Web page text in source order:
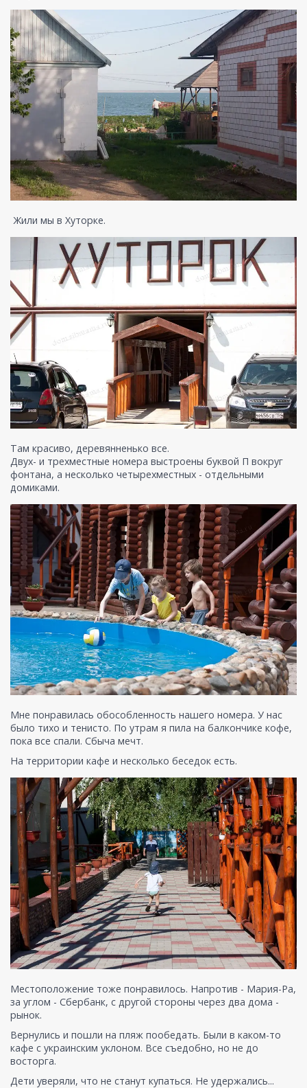
Жили мы в Хуторке.
Там красиво, деревянненько все.
Двух- и трехместные номера выстроены буквой П вокруг
фонтана, а несколько четырехместных - отдельными
домиками.
Мне понравилась обособленность нашего номера. У нас
было тихо и тенисто. По утрам я пила на балкончике кофе,
пока все спали. Сбыча мечт.
На территории кафе и несколько беседок есть.
Местоположение тоже понравилось. Напротив - Мария-Ра,
за углом - Сбербанк, с другой стороны через два дома -
рынок.
Вернулись и пошли на пляж пообедать. Были в каком-то
кафе с украинским уклоном. Все съедобно, но не до
восторга.
Дети уверяли, что не станут купаться. Не удержались...